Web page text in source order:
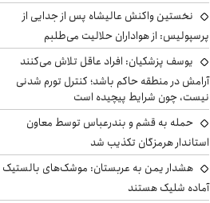
نخستین واکنش عالیشاه پس از جدایی از
پرسپولیس: از هواداران حلالیت می‌طلبم
یوسف پزشکیان: افراد عاقل تلاش می‌کنند
آرامش در منطقه حاکم باشد؛ کنترل تورم شدنی
نیست، چون شرایط پیچیده است
حمله به قشم و بندرعباس توسط معاون
استاندار هرمزگان تکذیب شد
هشدار یمن به عربستان: موشک‌های بالستیک
آماده شلیک هستند